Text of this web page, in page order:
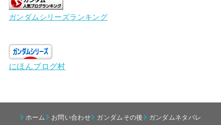
ガンダムシリーズランキング
にほんブログ村
ホーム お問い合わせ ガンダムその後
ガンダムネタバレ